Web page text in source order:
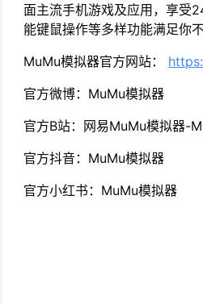
面主流手机游戏及应用，享受
能键鼠操作等多样功能满足你
MuMu模拟器官方网站：
官方微博：MuMu模拟器
官方B站：网易MuMu模拟器-
官方抖音：MuMu模拟器
官方小红书：MuMu模拟器